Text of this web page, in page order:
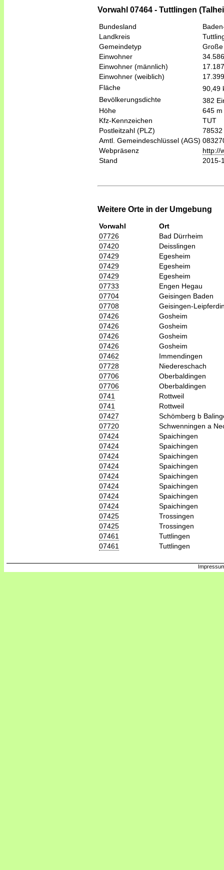
Vorwahl 07464 - Tuttlingen
Bundesland
Landkreis
Gemeindetyp
Einwohner
34.586
Einwohner (männlich)
17.187
Einwohner (weiblich)
17.399
Fläche
90,49
Bevölkerungsdichte
382
Höhe
645 m
Kfz-Kennzeichen
TUT
Postleitzahl (PLZ)
78532
Amtl. Gemeindeschlüssel (AGS)
Webpräsenz
http://
Stand
2015-
Weitere Orte in der Umgebung
Vorwahl
Ort
07726
Bad Dürrheim
07420
Deisslingen
07429
Egesheim
07429
Egesheim
07429
Egesheim
07733
Engen Hegau
07704
Geisingen Baden
07708
Geisingen-
07426
Gosheim
07426
Gosheim
07426
Gosheim
07426
Gosheim
07462
Immendingen
07728
Niedereschach
07706
Oberbaldingen
07706
Oberbaldingen
0741
Rottweil
0741
Rottweil
07427
Schömberg b
07720
Schwenningen a
07424
Spaichingen
07424
Spaichingen
07424
Spaichingen
07424
Spaichingen
07424
Spaichingen
07424
Spaichingen
07424
Spaichingen
07424
Spaichingen
07425
Trossingen
07425
Trossingen
07461
Tuttlingen
07461
Tuttlingen